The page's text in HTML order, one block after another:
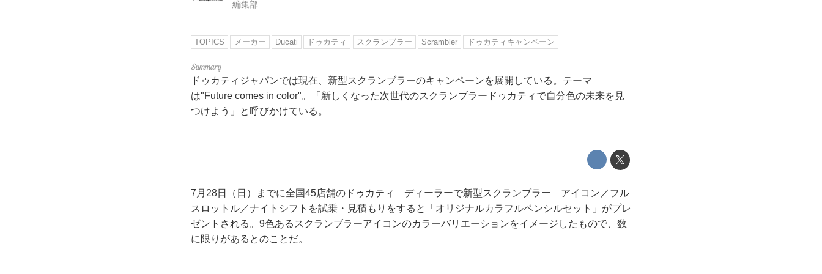
編集部
TOPICS メーカー Ducati ドゥカティ スクランブラー Scrambler ドゥカティキャンペーン
ドゥカティジャパンでは現在、新型スクランブラーのキャンペーンを展開している。テーマ
は"Future comes in color"。「新しくなった次世代のスクランブラードゥカティで自分色の未来を見
つけよう」と呼びかけている。
7月28日（日）までに全国45店舗のドゥカティ ディーラーで新型スクランブラー アイコン／フル
スロットル／ナイトシフトを試乗・見積もりをすると「オリジナルカラフルペンシルセット」がプレ
ゼントされる。9色あるスクランブラーアイコンのカラーバリエーションをイメージしたもので、数
に限りがあるとのことだ。